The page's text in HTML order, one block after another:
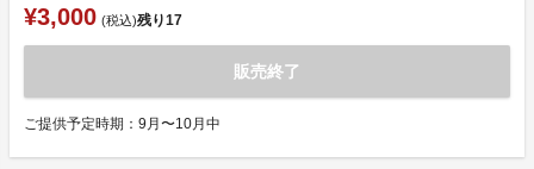
¥3,000 (税込)残り17
販売終了
ご提供予定時期：9月〜10月中